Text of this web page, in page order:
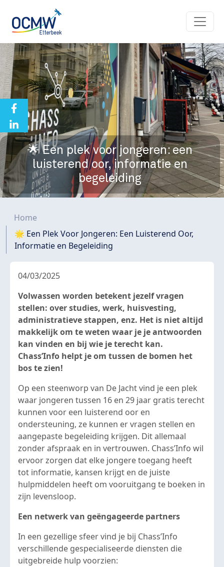
🌟 Een plek voor jongeren: een
luisterend oor, informatie en
begeleiding
Kruimelpad
Home
🌟 Een Plek Voor Jongeren: Een Luisterend Oor,
Informatie en Begeleiding
04/03/2025
Volwassen worden betekent jezelf vragen
stellen: over studies, werk, huisvesting,
administratieve stappen, enz. Het is niet altijd
makkelijk om te weten waar je je antwoorden
kan vinden en bij wie je terecht kan.
Chass’Info helpt je om tussen de bomen het
bos te zien!
Op een steenworp van De Jacht vind je een plek
waar jongeren tussen 16 en 29 jaar gratis terecht
kunnen voor een luisterend oor en
ondersteuning, ze kunnen er vragen stellen en
aangepaste begeleiding krijgen. Dit allemaal
zonder afspraak en in vertrouwen. Chass’Info wil
ervoor zorgen dat elke jongere toegang heeft
tot informatie, kansen krijgt en de juiste
hulpmiddelen heeft om vooruitgang te boeken in
zijn levensloop.
Een netwerk van geëngageerde partners
In een gezellige sfeer vind je bij Chass’Info
verschillende gespecialiseerde diensten die
uitgebreide hulp voorzien: